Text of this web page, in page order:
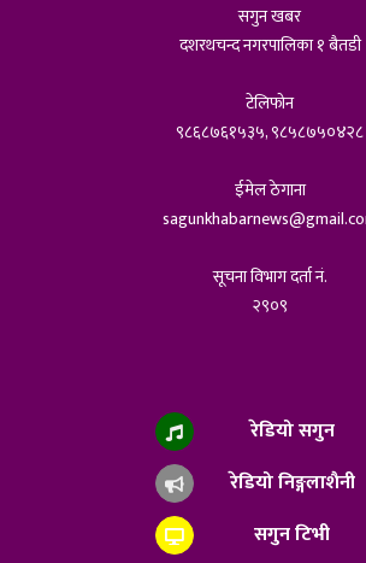
सगुन खबर
दशरथचन्द नगरपालिका १ बैतडी
टेलिफोन
९८६८७६१५३५, ९८५८७५०४२८
ईमेल ठेगाना
सूचना विभाग दर्ता नं.
२९०९
रेडियो सगुन
रेडियो निङ्गलाशैनी
सगुन टिभी